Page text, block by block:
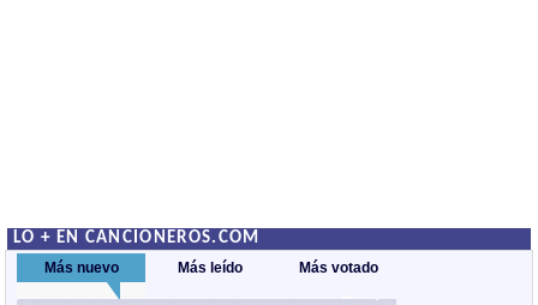
LO + EN CANCIONEROS.COM
Más nuevo Más leído Más votado